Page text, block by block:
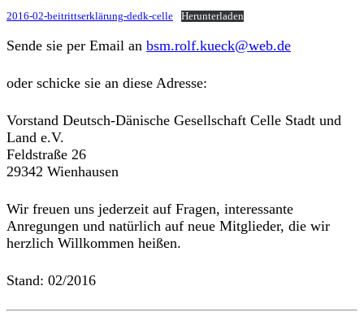
2016-02-beitrittserklärung-dedk-celle Herunterladen
Sende sie per Email an bsm.rolf.kueck@web.de
oder schicke sie an diese Adresse:
Vorstand Deutsch-Dänische Gesellschaft Celle Stadt und
Land e.V.
Feldstraße 26
29342 Wienhausen
Wir freuen uns jederzeit auf Fragen, interessante
Anregungen und natürlich auf neue Mitglieder, die wir
herzlich Willkommen heißen.
Stand: 02/2016